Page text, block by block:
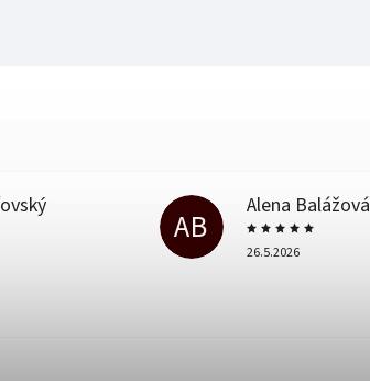
AB
Alena Balážová
26.5.2026